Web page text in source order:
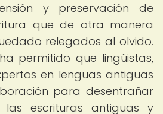
y preservación de
que de otra manera
relegados al olvido.
permitido que lingüistas,
en lenguas antiguas
para desentrañar
las escrituras antiguas y